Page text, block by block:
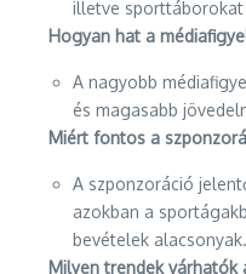
illetve sporttáborokat
Hogyan hat a
A nagyobb
és magasabb
Miért fontos a
A szponzoráció
azokban a
bevételek alacsonyak.
Milyen trendek várhatók